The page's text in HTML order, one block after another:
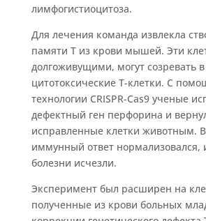
лимфогистиоцитоза.
Для лечения команда извлекла
памяти Т из крови мышей. Эти
долгоживущими, могут созревать
цитотоксические Т-клетки. С
технологии CRISPR-Cas9 ученые
дефектный ген перфорина и
исправленные клетки животным. В
иммунный ответ
болезни исчезли.
Эксперимент был расширен на
полученные из крови больных